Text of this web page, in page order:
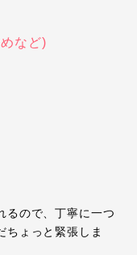
など)
るので、丁寧に一つ
ちょっと緊張しま